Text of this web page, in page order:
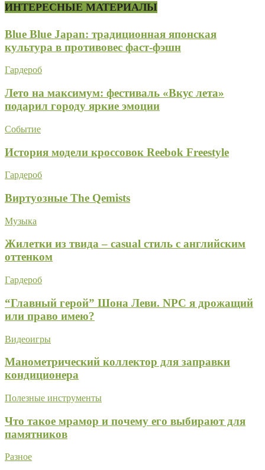
ИНТЕРЕСНЫЕ МАТЕРИАЛЫ
Blue Blue Japan: традиционная японская
культура в противовес фаст-фэшн
Гардероб
Лето на максимум: фестиваль «Вкус лета»
подарил городу яркие эмоции
Событие
История модели кроссовок Reebok Freestyle
Гардероб
Виртуозные The Qemists
Музыка
Жилетки из твида – casual стиль с английским
оттенком
Гардероб
“Главный герой” Шона Леви. NPC я дрожащий
или право имею?
Видеоигры
Манометрический коллектор для заправки
кондиционера
Полезные инструменты
Что такое мрамор и почему его выбирают для
памятников
Разное